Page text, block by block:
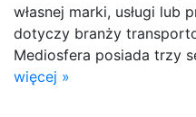
własnej marki, usługi lub
dotyczy branży
Mediosfera posiada trzy
więcej »